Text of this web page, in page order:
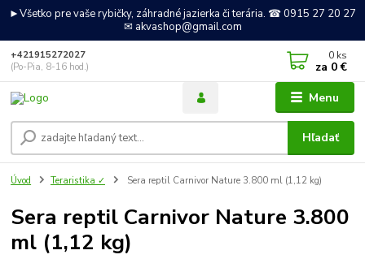
►Všetko pre vaše rybičky, záhradné jazierka či terária. ☎ 0915 27 20 27
✉ akvashop@gmail.com
Menu
Hľadať
+421915272027
(Po-Pia, 8-16 hod.)
0 ks
za 0 €
Úvod Teraristika ✓ Sera reptil Carnivor Nature 3.800 ml (1,12 kg)
Sera reptil Carnivor Nature 3.800
ml (1,12 kg)